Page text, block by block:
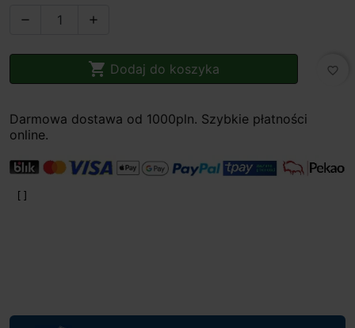
 
 Dodaj do koszyka favorite_border
Darmowa dostawa od 1000pln. Szybkie płatności
online.